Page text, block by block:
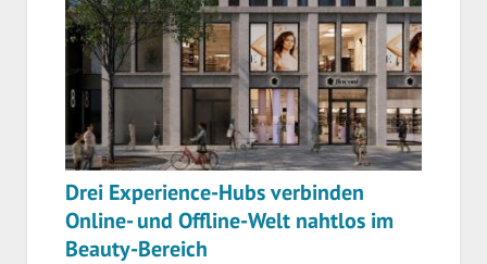
Drei Experience-Hubs verbinden
Online- und Offline-Welt nahtlos im
Beauty-Bereich